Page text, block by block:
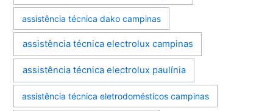
assistência técnica dako campinas
assistência técnica electrolux campinas
assistência técnica electrolux paulínia
assistência técnica eletrodomésticos campinas